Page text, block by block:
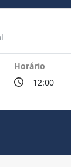
Horário